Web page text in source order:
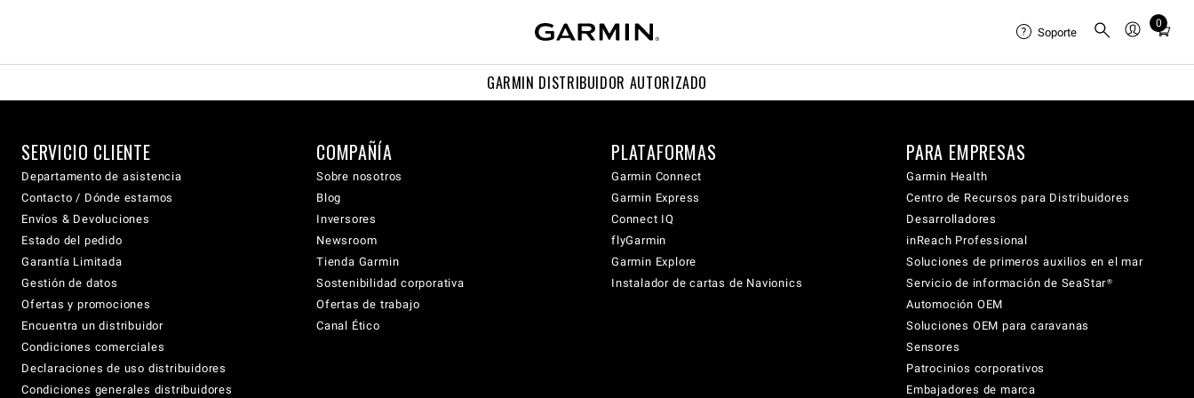
GARMIN DISTRIBUIDOR AUTORIZADO
Soporte
0
Total
cart:
SERVICIO CLIENTE
Departamento de asistencia
Contacto / Dónde estamos
Envíos & Devoluciones
Estado del pedido
Garantía Limitada
Gestión de datos
Ofertas y promociones
Encuentra un distribuidor
Condiciones comerciales
Declaraciones de uso distribuidores
Condiciones generales distribuidores
COMPAÑÍA
Sobre nosotros
Blog
Inversores
Newsroom
Tienda Garmin
Sostenibilidad corporativa
Ofertas de trabajo
Canal Ético
PLATAFORMAS
Garmin Connect
Garmin Express
Connect IQ
flyGarmin
Garmin Explore
Instalador de cartas de Navionics
PARA EMPRESAS
Garmin Health
Centro de Recursos para Distribuidores
Desarrolladores
inReach Professional
Soluciones de primeros auxilios en el mar
Servicio de información de SeaStar®
Automoción OEM
Soluciones OEM para caravanas
Sensores
Patrocinios corporativos
Embajadores de marca